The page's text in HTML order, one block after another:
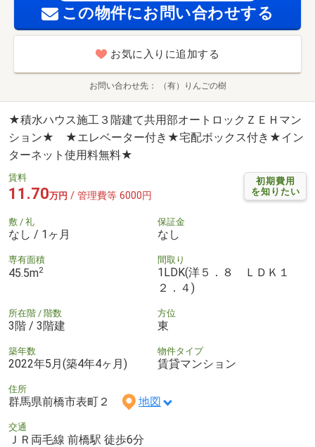
この物件にお問い合わせする
お気に入りに追加する
お問い合わせ先 （有）りんごの樹
★積水ハウス施工３階建て共用部オートロックＺＥＨマン
ション★ ★エレベーター付き★宅配ボックス付き★イン
ターネット使用料無料★
初期費用
を知りたい
賃料
11.70万円 / 管理費等 6000円
敷 / 礼
なし / 1ヶ月
保証金
なし
専有面積
45.5m2
間取り
1LDK(洋５．８ ＬＤＫ１
２．４)
所在階 / 階数
3階 / 3階建
方位
東
築年数
2022年5月(築4年4ヶ月)
物件タイプ
賃貸マンション
住所
群馬県前橋市表町２ 地図
交通
ＪＲ両毛線 前橋駅 徒歩6分